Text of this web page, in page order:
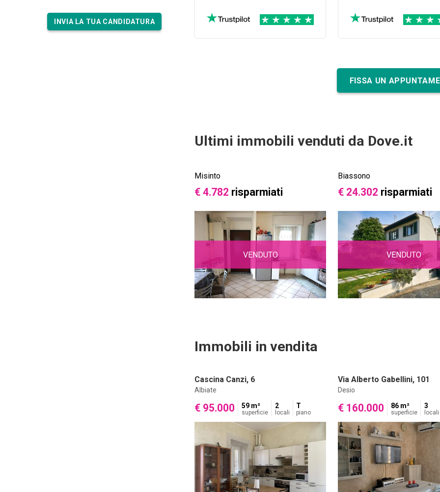
INVIA LA TUA CANDIDATURA
compravendita con
FISSA UN
Ultimi immobili venduti da Dove.it
Misinto
€ 4.782 risparmiati
VENDUTO
Biassono
€ 24.302 risparmiati
VENDUTO
Immobili in vendita
Cascina Canzi, 6
Albiate
€ 95.000 59 m²
superficie
2
locali
T
piano
Via Alberto Gabellini, 101
Desio
€ 160.000 86 m²
superficie
3
locali